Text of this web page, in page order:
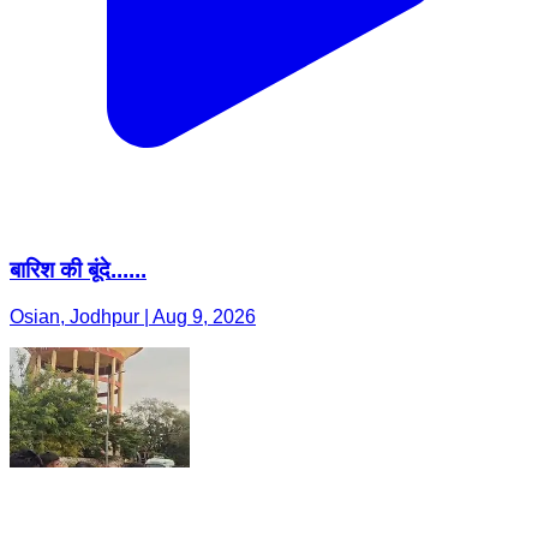
बारिश की बूंदे......
Osian, Jodhpur | Aug 9, 2026